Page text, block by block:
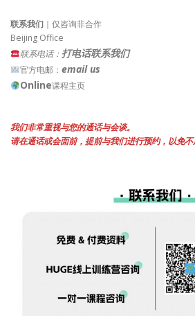
联系我们 ｜仅咨询非合作
Beijing Office
联系电话： 打电话联系我们
官方电邮： email us
Online课程主页
我们非常重视与您的通话与会谈。
请在通话或会面前，提前与我们进行预约，以免不